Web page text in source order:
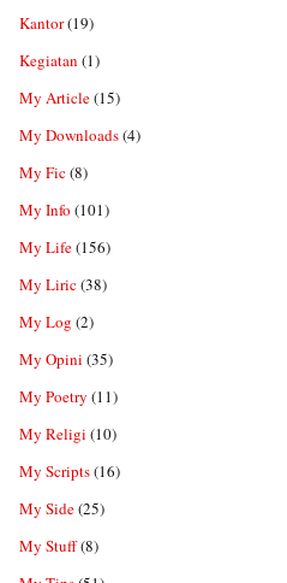
Kantor(19)
Kegiatan (1)
My Article(15)
My Downloads(4)
My Fic(8)
My Info (101)
My Life(156)
My Liric(38)
My Log (2)
My Opini (35)
My Poetry (11)
My Religi (10)
My Scripts(16)
My Side(25)
My Stuff(8)